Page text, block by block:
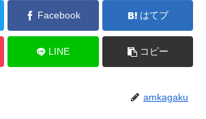
Facebook はてブ
LINE コピー
amkagaku